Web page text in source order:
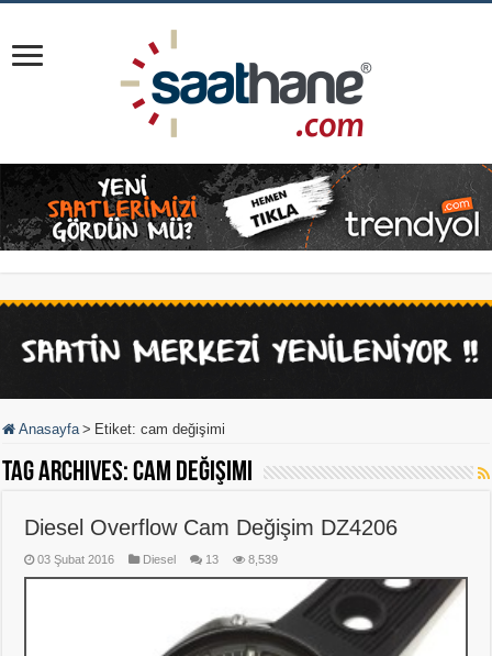
Anasayfa > Etiket:cam değişimi
Tag Archives:cam değişimi
Diesel Overflow Cam Değişim DZ4206
03 Şubat 2016 Diesel 13 8,539